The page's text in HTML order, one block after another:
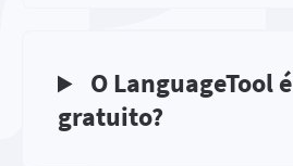
O LanguageTool é
gratuito?